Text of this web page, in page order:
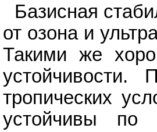
Базисная
от озона и
Такими же
тропических
устойчивы